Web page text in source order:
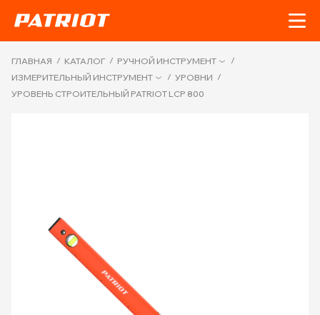
ГЛАВНАЯ / КАТАЛОГ / РУЧНОЙ ИНСТРУМЕНТ
/
ИЗМЕРИТЕЛЬНЫЙ ИНСТРУМЕНТ
/ УРОВНИ /
УРОВЕНЬ СТРОИТЕЛЬНЫЙ PATRIOT LCP 800